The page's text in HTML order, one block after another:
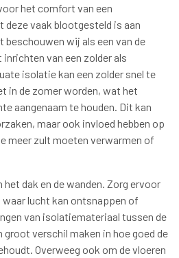
het comfort van een
deze vaak blootgesteld is aan
wij als een van de
van een zolder als
isolatie kan een zolder snel te
in de zomer worden, wat het
aangenaam te houden. Dit kan
maar ook invloed hebben op
meer zult moeten verwarmen of
dak en de wanden. Zorg ervoor
lucht kan ontsnappen of
van isolatiemateriaal tussen de
groot verschil maken in hoe goed de
Overweeg ook om de vloeren